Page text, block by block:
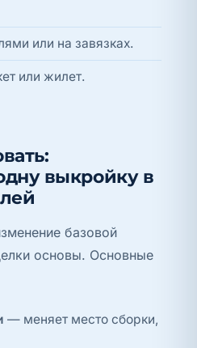
или на завязках.
или жилет.
выкройку в
базовой
основы. Основные
— меняет место сборки,